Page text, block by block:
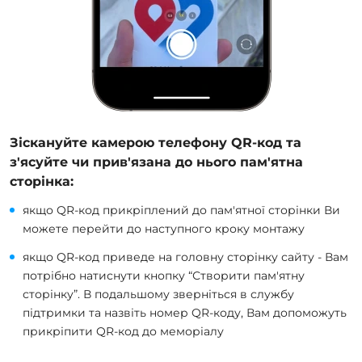
Зіскануйте камерою телефону QR-код та
з'ясуйте чи прив'язана до нього пам'ятна
сторінка:
якщо QR-код прикріплений до пам'ятної сторінки Ви
можете перейти до наступного кроку монтажу
якщо QR-код приведе на головну сторінку сайту - Вам
потрібно натиснути кнопку “Створити пам'ятну
сторінку”. В подальшому зверніться в службу
підтримки та назвіть номер QR-коду, Вам допоможуть
прикріпити QR-код до меморіалу